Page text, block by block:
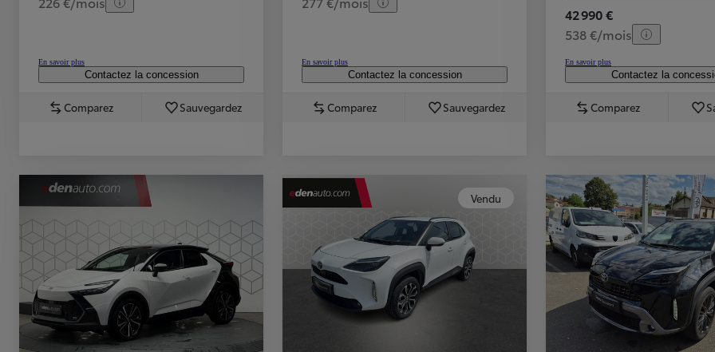
TOYOTA C-HR
HYBRIDE OU HYBRIDE RECHARGEABLE
En savoir plus
Contactez la concession
Comparez Sauvegardez
En savoir plus
Contactez la concession
Comparez Sauvegardez
42 990 €
538 €/mois
En savoir plus
Contactez la
Comparez
Vendu